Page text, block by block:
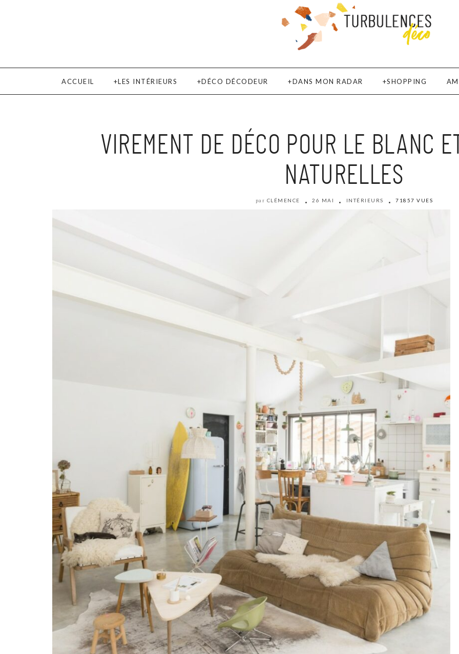
ACCUEIL LES INTÉRIEURS DÉCO DÉCODEUR DANS MON RADAR SHOPPING
VIREMENT DE DÉCO POUR LE BLANC
NATURELLES
par CLÉMENCE 26 MAI INTÉRIEURS 71857 VUES